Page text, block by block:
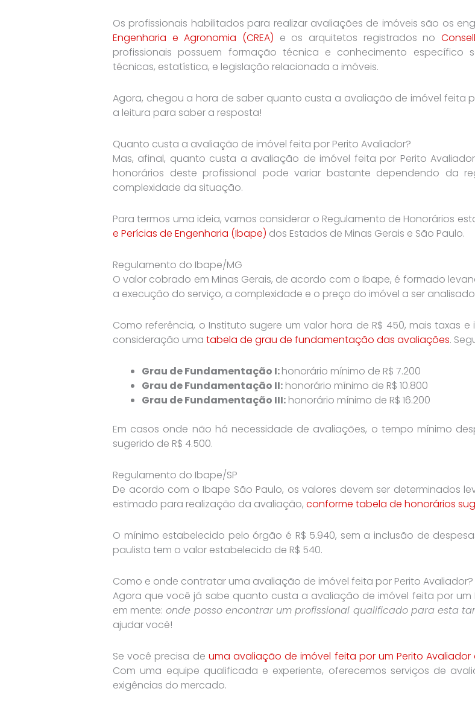
Os profissionais habilitados para realizar avaliações de imóveis são os
Engenharia e Agronomia (CREA) e os arquitetos registrados no
profissionais possuem formação técnica e conhecimento específico
técnicas, estatística, e legislação relacionada a imóveis.
Agora, chegou a hora de saber quanto custa a avaliação de imóvel feita
a leitura para saber a resposta!
Quanto custa a avaliação de imóvel feita por Perito Avaliador?
Mas, afinal, quanto custa a avaliação de imóvel feita por Perito
honorários deste profissional pode variar bastante dependendo da
complexidade da situação.
Para termos uma ideia, vamos considerar o Regulamento de Honorários
e Perícias de Engenharia (Ibape) dos Estados de Minas Gerais e São Paulo.
Regulamento do Ibape/MG
O valor cobrado em Minas Gerais, de acordo com o Ibape, é formado
a execução do serviço, a complexidade e o preço do imóvel a ser
Como referência, o Instituto sugere um valor hora de R$ 450, mais taxas
consideração uma tabela de grau de fundamentação das avaliações.
Grau de Fundamentação I:honorário mínimo de R$ 7.200
Grau de Fundamentação II: honorário mínimo de R$ 10.800
Grau de Fundamentação III: honorário mínimo de R$ 16.200
Em casos onde não há necessidade de avaliações, o tempo mínimo
sugerido de R$ 4.500.
Regulamento do Ibape/SP
De acordo com o Ibape São Paulo, os valores devem ser determinados
estimado para realização da avaliação, conforme tabela de honorários
O mínimo estabelecido pelo órgão é R$ 5.940, sem a inclusão de
paulista tem o valor estabelecido de R$ 540.
Como e onde contratar uma avaliação de imóvel feita por Perito Avaliador?
Agora que você já sabe quanto custa a avaliação de imóvel feita por
em mente: onde posso encontrar um profissional qualificado para esta
ajudar você!
Se você precisa de uma avaliação de imóvel feita por um Perito
Com uma equipe qualificada e experiente, oferecemos serviços de
exigências do mercado.